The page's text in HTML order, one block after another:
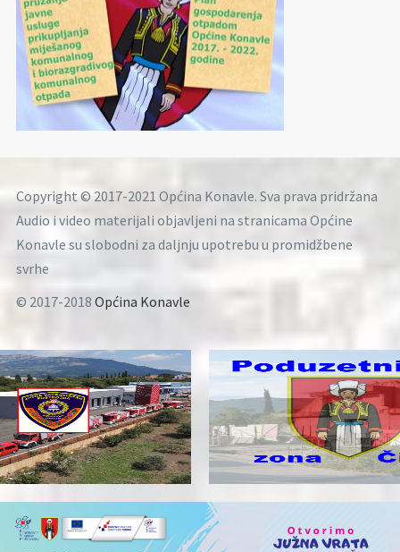
Copyright © 2017-2021 Općina Konavle. Sva prava pridržana
Audio i video materijali objavljeni na stranicama Općine
Konavle su slobodni za daljnju upotrebu u promidžbene
svrhe
© 2017-2018 Općina Konavle